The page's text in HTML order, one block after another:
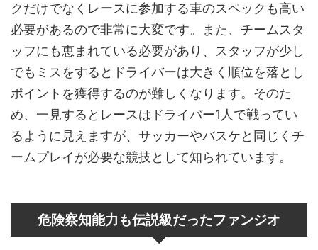
クだけでなくレースに参加する車のスペックも高い
必要があるので非常に大変です。また、チームスタ
ッフにも恵まれている必要があり、スタッフが少し
でもミスをするとドライバーは大きく順位を落とし
ポイントを獲得するのが難しくなります。そのた
め、一見するとレースはドライバー1人で戦ってい
るように見えますが、サッカーやバスケと同じくチ
ームプレイが必要な競技として知られています。
危険察知能力も伝説級だったファンジオ